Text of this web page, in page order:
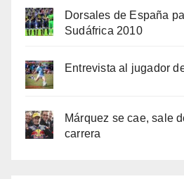
Dorsales de España
Sudáfrica 2010
Entrevista al jugador
Márquez se cae, sale
carrera